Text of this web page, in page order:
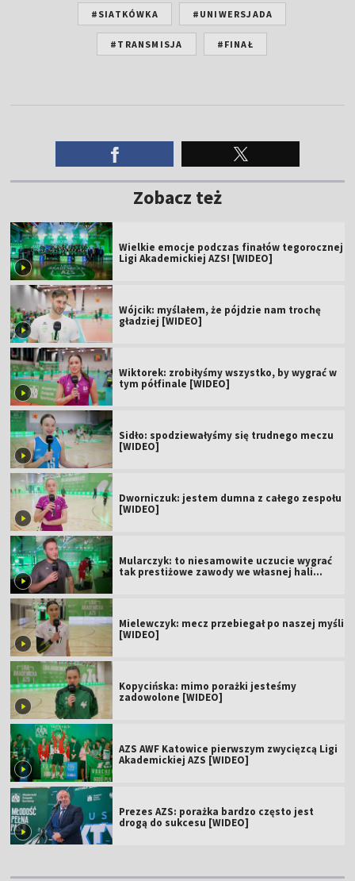
#SIATKÓWKA #UNIWERSJADA
#TRANSMISJA #FINAŁ
Zobacz też
Wielkie emocje podczas finałów tegorocznej
Ligi Akademickiej AZS! [WIDEO]
Wójcik: myślałem, że pójdzie nam trochę
gładziej [WIDEO]
Wiktorek: zrobiłyśmy wszystko, by wygrać w
tym półfinale [WIDEO]
Sidło: spodziewałyśmy się trudnego meczu
[WIDEO]
Dworniczuk: jestem dumna z całego zespołu
[WIDEO]
Mularczyk: to niesamowite uczucie wygrać
tak prestiżowe zawody we własnej hali
Mielewczyk: mecz przebiegał po naszej myśli
[WIDEO]
Kopycińska: mimo porażki jesteśmy
zadowolone [WIDEO]
AZS AWF Katowice pierwszym zwycięzcą Ligi
Akademickiej AZS [WIDEO]
Prezes AZS: porażka bardzo często jest
drogą do sukcesu [WIDEO]